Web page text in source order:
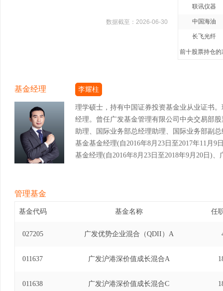
数据截至： 2026-06-30
联讯仪器
中国海油
长飞光纤
前十股票持仓的
基金经理 李耀柱
理学硕士，持有中国证券投资基金业从业证书
经理。曾任广发基金管理有限公司中央交易部
助理、国际业务部总经理助理、国际业务部副
基金基金经理(自2016年8月23日至2017年11月
基金经理(自2016年8月23日至2018年9月20日)
基金基金经理(自2016年8月23日至2019年4月
100交易型开放式指数证券投资基金基金经理(
国企业精明指数型发起式证券投资基金(QDII)
日)、广发海外多元配置证券投资基金(QDII)基
管理基金
基金代码 基金名称 任
027205 广发优势企业混合（QDII）A
011637 广发沪港深价值成长混合A
011638 广发沪港深价值成长混合C